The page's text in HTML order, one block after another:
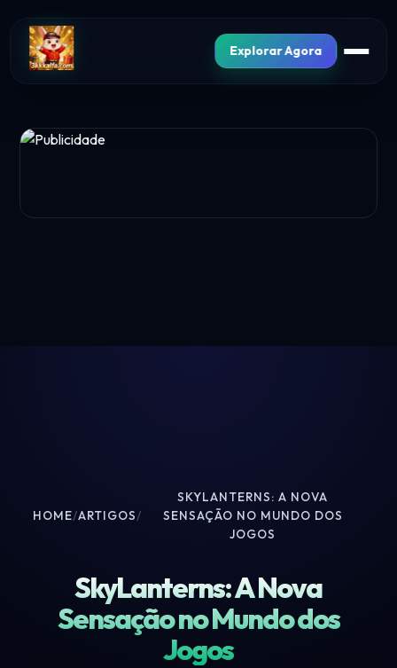
Explorar Agora
HOME/ARTIGOS/
SKYLANTERNS: A NOVA
SENSAÇÃO NO MUNDO DOS
JOGOS
SkyLanterns: A Nova
Sensação no Mundo dos
Jogos